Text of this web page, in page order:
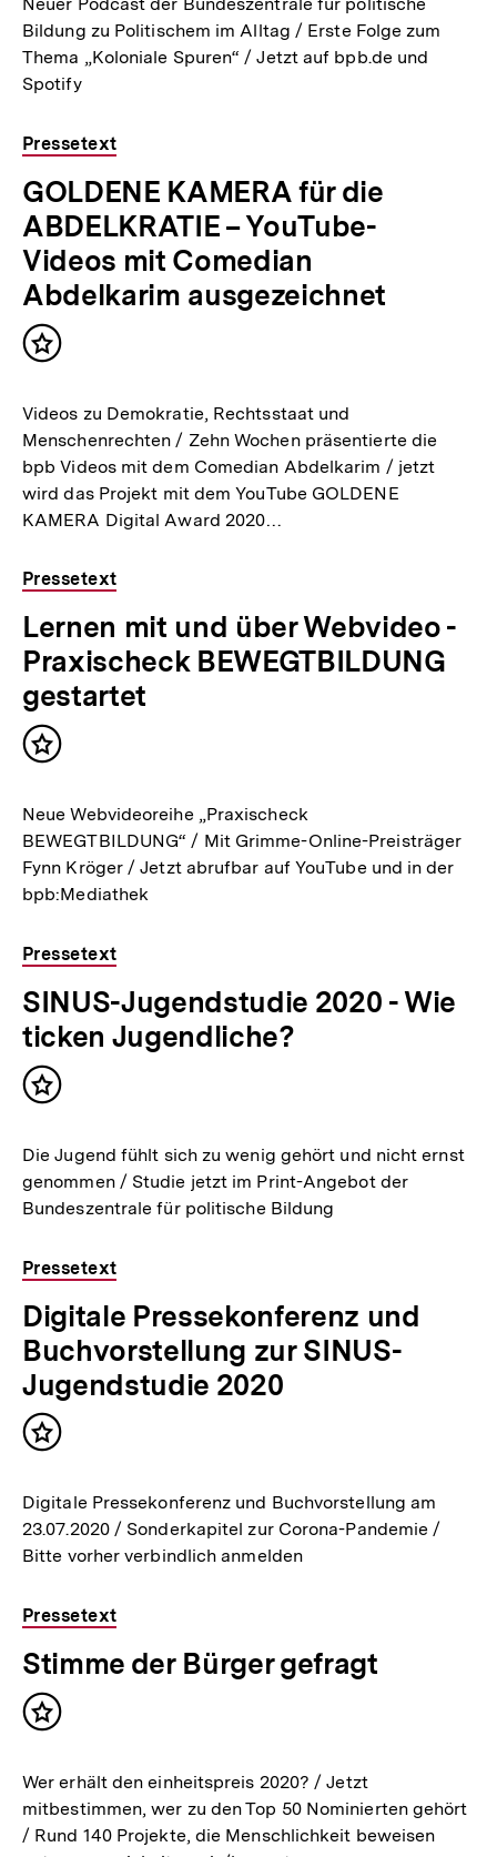
Bildung zu Politischem im Alltag / Erste Folge zum
Thema „Koloniale Spuren“ / Jetzt auf bpb.de und
Spotify
Pressetext
GOLDENE KAMERA für die
ABDELKRATIE – YouTube-
Videos mit Comedian
Abdelkarim ausgezeichnet
Inhalt
Videos zu Demokratie, Rechtsstaat und
Menschenrechten / Zehn Wochen präsentierte die
bpb Videos mit dem Comedian Abdelkarim / jetzt
wird das Projekt mit dem YouTube GOLDENE
KAMERA Digital Award 2020…
Pressetext
Lernen mit und über Webvideo -
Praxischeck BEWEGTBILDUNG
gestartet
Inhalt
Neue Webvideoreihe „Praxischeck
BEWEGTBILDUNG“ / Mit Grimme-Online-Preisträger
Fynn Kröger / Jetzt abrufbar auf YouTube und in der
bpb:Mediathek
Pressetext
SINUS-Jugendstudie 2020 - Wie
ticken Jugendliche?
Inhalt
Die Jugend fühlt sich zu wenig gehört und nicht ernst
genommen / Studie jetzt im Print-Angebot der
Bundeszentrale für politische Bildung
Pressetext
Digitale Pressekonferenz und
Buchvorstellung zur SINUS-
Jugendstudie 2020
Inhalt
Digitale Pressekonferenz und Buchvorstellung am
23.07.2020 / Sonderkapitel zur Corona-Pandemie /
Bitte vorher verbindlich anmelden
Pressetext
Stimme der Bürger gefragt
Inhalt
Wer erhält den einheitspreis 2020? / Jetzt
mitbestimmen, wer zu den Top 50 Nominierten gehört
/ Rund 140 Projekte, die Menschlichkeit beweisen